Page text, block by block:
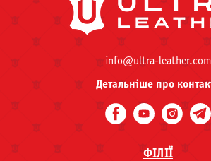
info@ultra-leather.com
Детальніше про
ФІЛІЇ